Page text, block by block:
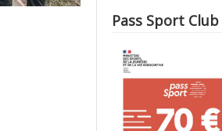
Pass Sport Club